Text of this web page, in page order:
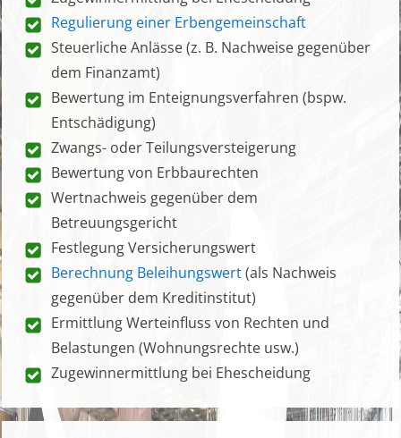
Regulierung einer Erbengemeinschaft
Steuerliche Anlässe (z. B. Nachweise gegenüber
dem Finanzamt)
Bewertung im Enteignungsverfahren (bspw.
Entschädigung)
Zwangs- oder Teilungsversteigerung
Bewertung von Erbbaurechten
Wertnachweis gegenüber dem
Betreuungsgericht
Festlegung Versicherungswert
Berechnung Beleihungswert(als Nachweis
gegenüber dem Kreditinstitut)
Ermittlung Werteinfluss von Rechten und
Belastungen (Wohnungsrechte usw.)
Zugewinnermittlung bei Ehescheidung